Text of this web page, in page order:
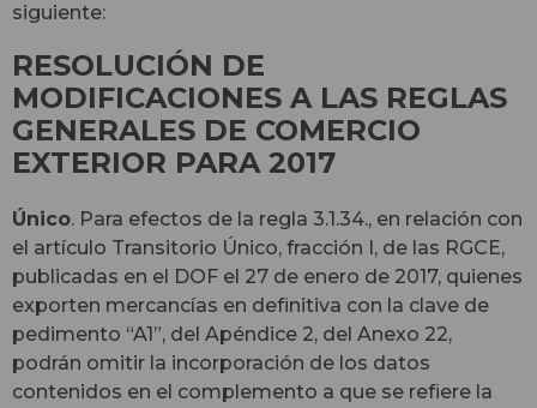
siguiente:
RESOLUCIÓN DE
MODIFICACIONES A LAS REGLAS
GENERALES DE COMERCIO
EXTERIOR PARA 2017
Único. Para efectos de la regla 3.1.34., en relación con
el artículo Transitorio Único, fracción I, de las RGCE,
publicadas en el DOF el 27 de enero de 2017, quienes
exporten mercancías en definitiva con la clave de
pedimento “A1”, del Apéndice 2, del Anexo 22,
podrán omitir la incorporación de los datos
contenidos en el complemento a que se refiere la